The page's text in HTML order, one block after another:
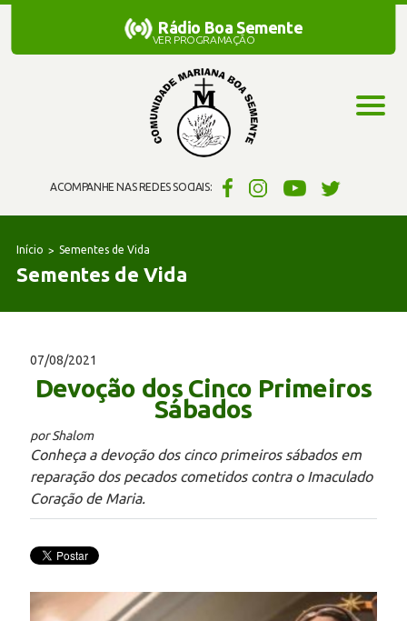
ACOMPANHE NAS REDES SOCIAIS:
Rádio Boa Semente
Rádio Boa Semente
VER PROGRAMAÇÃO
Início Sementes de Vida
Sementes de Vida
07/08/2021
Devoção dos Cinco Primeiros
Sábados
por Shalom
Conheça a devoção dos cinco primeiros sábados em
reparação dos pecados cometidos contra o Imaculado
Coração de Maria.